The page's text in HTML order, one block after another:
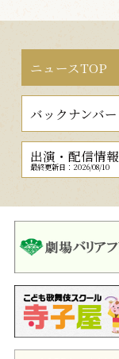
ニュースTOP
バックナンバー
出演・配信情報
最終更新日：2026/08/10